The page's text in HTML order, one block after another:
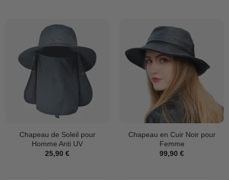
Chapeau de Soleil pour
Homme Anti UV
25,90 €
Chapeau en Cuir Noir pour
Femme
99,90 €